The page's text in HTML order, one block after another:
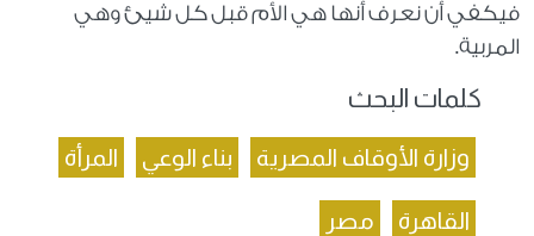
فيكفي أن نعرف أنها هي الأم قبل كل شيئ وهي
المربية.
كلمات البحث
وزارة الأوقاف المصرية بناء الوعي المرأة
القاهرة مصر